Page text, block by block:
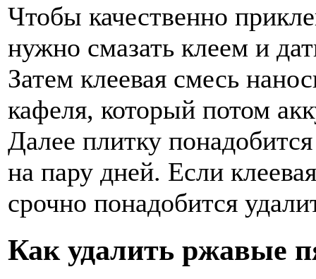
Чтобы качественно
нужно смазать клеем и
Затем клеевая смесь
кафеля, который потом
Далее плитку
на пару дней. Если
срочно понадобится
Как удалить ржавые